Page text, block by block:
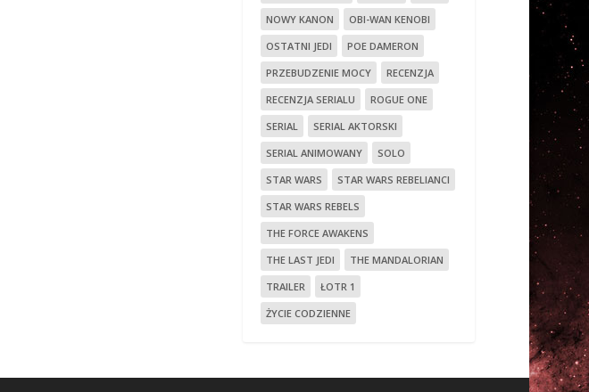
NOWY KANON
OBI-WAN KENOBI
OSTATNI JEDI
POE DAMERON
PRZEBUDZENIE MOCY
RECENZJA
RECENZJA SERIALU
ROGUE ONE
SERIAL
SERIAL AKTORSKI
SERIAL ANIMOWANY
SOLO
STAR WARS
STAR WARS REBELIANCI
STAR WARS REBELS
THE FORCE AWAKENS
THE LAST JEDI
THE MANDALORIAN
TRAILER
ŁOTR 1
ŻYCIE CODZIENNE